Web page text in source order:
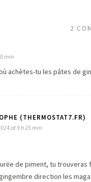
2
min
achètes-tu les pâtes de
(THERMOSTAT7.FR)
at 9 h 25 min
de piment, tu trouveras
direction les